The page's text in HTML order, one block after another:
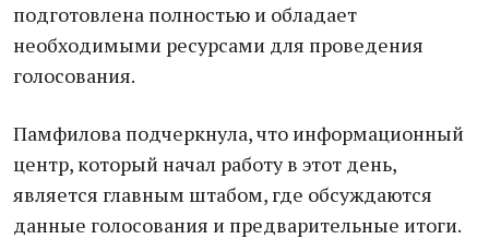
подготовлена полностью и обладает
необходимыми ресурсами для проведения
голосования.
Памфилова подчеркнула, что информационный
центр, который начал работу в этот день,
является главным штабом, где обсуждаются
данные голосования и предварительные итоги.